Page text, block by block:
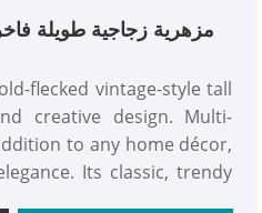
مزهرية زجاجية طويلة
flecked vintage-style tall
creative design. Multi-
to any home décor,
Its classic, trendy